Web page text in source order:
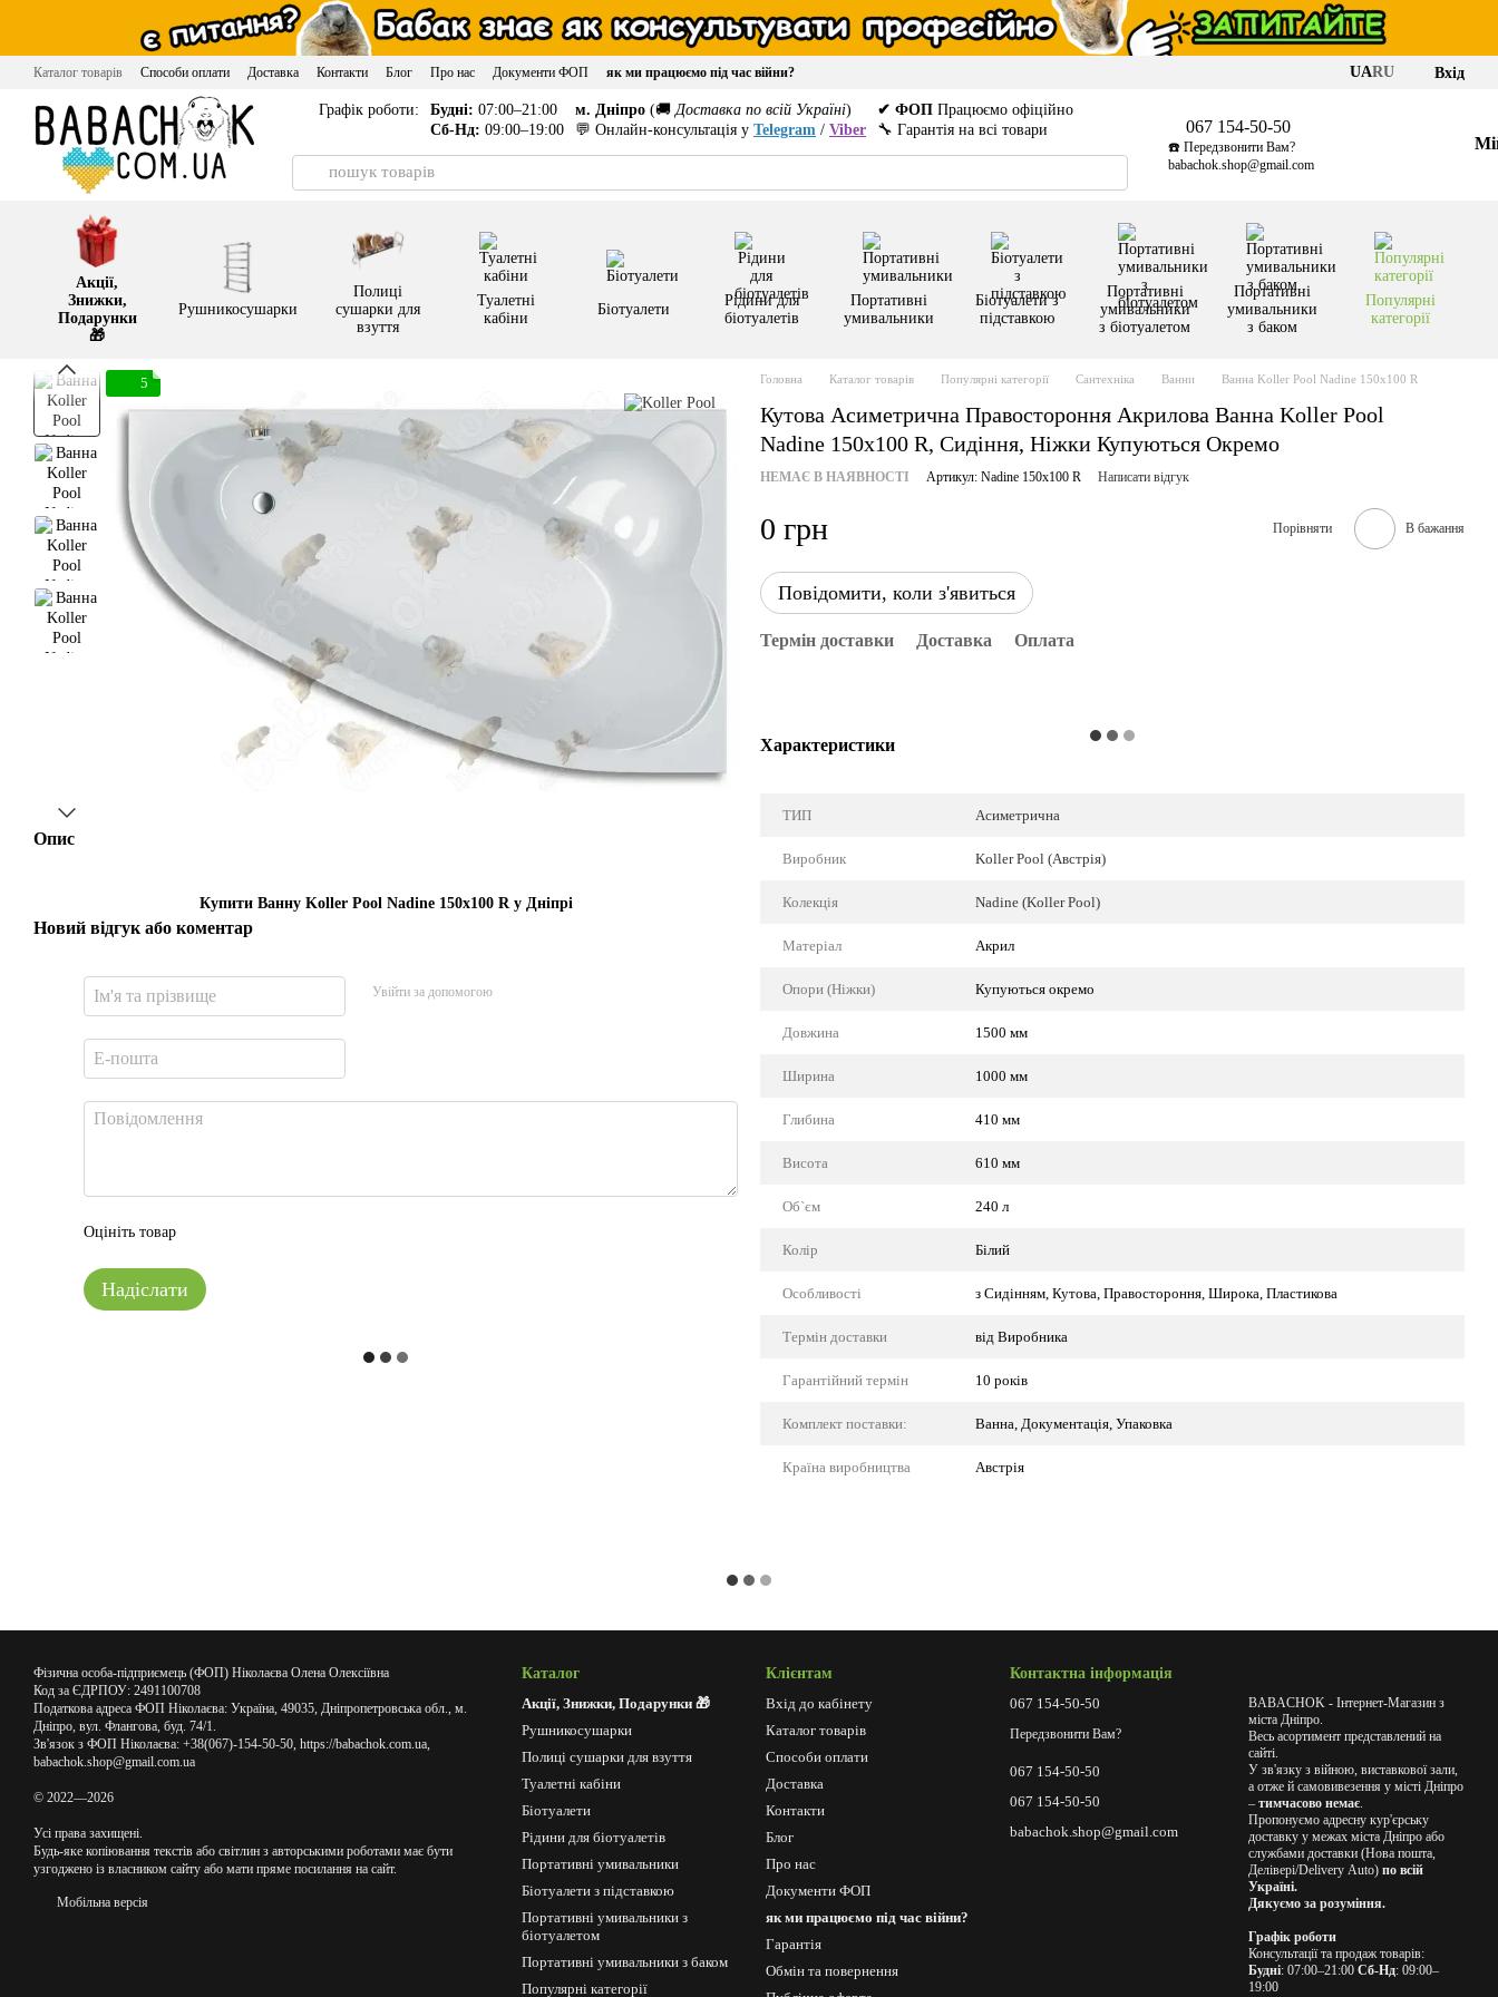
Перейти до основного контенту
Каталог товарів Способи оплати Доставка Контакти Блог Про нас Документи ФОП як ми працюємо під час війни? UARU Вхід
Графік роботи: Будні: 07:00–21:00
Сб-Нд: 09:00–19:00
м. Дніпро (🚚 Доставка по всій Україні)
💬 Онлайн-консультація у Telegram / Viber
✔ ФОП Працюємо офіційно
🔧 Гарантія на всі товари
067 154-50-50
☎️ Передзвонити Вам?
babachok.shop@gmail.com
Акції,
Знижки,
Подарунки
🎁
Рушникосушарки
Полиці
сушарки для
взуття
Туалетні
кабіни
Біотуалети
Рідини для
біотуалетів
Портативні
умивальники
Біотуалети з
підставкою
Портативні
умивальники
з біотуалетом
Портативні
умивальники
з баком
Популярні
категорії
5
Опис
Купити Ванну Koller Pool Nadine 150x100 R у Дніпрі
Новий відгук або коментар
Увійти за допомогою
Оцініть товар
Надіслати
Головна Каталог товарів Популярні категорії Сантехніка Ванни Ванна Koller Pool Nadine 150x100 R
Кутова Асиметрична Правостороння Акрилова Ванна Koller Pool
Nadine 150x100 R, Сидіння, Ніжки Купуються Окремо
НЕМАЄ В НАЯВНОСТІ Артикул: Nadine 150x100 R Написати відгук
0 грн Порівняти В бажання
Повідомити, коли з'явиться
Термін доставки Доставка Оплата
Характеристики
ТИП Асиметрична
Виробник Koller Pool (Австрія)
Колекція Nadine (Koller Pool)
Матеріал Акрил
Опори (Ніжки) Купуються окремо
Довжина 1500 мм
Ширина 1000 мм
Глибина 410 мм
Висота 610 мм
Об`єм 240 л
Колір Білий
Особливості з Сидінням, Кутова, Правостороння, Широка, Пластикова
Термін доставки від Виробника
Гарантійний термін 10 років
Комплект поставки: Ванна, Документація, Упаковка
Країна виробництва Австрія
Фізична особа-підприємець (ФОП) Ніколаєва Олена Олексіївна
Код за ЄДРПОУ: 2491100708
Податкова адреса ФОП Ніколаєва: Україна, 49035, Дніпропетровська обл., м.
Дніпро, вул. Флангова, буд. 74/1.
Зв'язок з ФОП Ніколаєва: +38(067)-154-50-50, https://babachok.com.ua,
babachok.shop@gmail.com.ua
© 2022—2026
Усі права захищені.
Будь-яке копіювання текстів або світлин з авторськими роботами має бути
узгоджено із власником сайту або мати пряме посилання на сайт.
Мобільна версія
Каталог
Акції, Знижки, Подарунки 🎁
Рушникосушарки
Полиці сушарки для взуття
Туалетні кабіни
Біотуалети
Рідини для біотуалетів
Портативні умивальники
Біотуалети з підставкою
Портативні умивальники з
біотуалетом
Портативні умивальники з баком
Популярні категорії
Клієнтам
Вхід до кабінету
Каталог товарів
Способи оплати
Доставка
Контакти
Блог
Про нас
Документи ФОП
як ми працюємо під час війни?
Гарантія
Обмін та повернення
Контактна інформація
067 154-50-50
Передзвонити Вам?
067 154-50-50
067 154-50-50
babachok.shop@gmail.com
BABACHOK - Інтернет-Магазин з
міста Дніпро.
Весь асортимент представлений на
сайті.
У зв'язку з війною, виставкової зали,
а отже й самовивезення у місті Дніпро
– тимчасово немає.
Пропонуємо адресну кур'єрську
доставку у межах міста Дніпро або
службами доставки (Нова пошта,
Делівері/Delivery Auto) по всій
Україні.
Дякуємо за розуміння.
Графік роботи
Консультації та продаж товарів:
Будні: 07:00–21:00 Сб-Нд: 09:00–
19:00